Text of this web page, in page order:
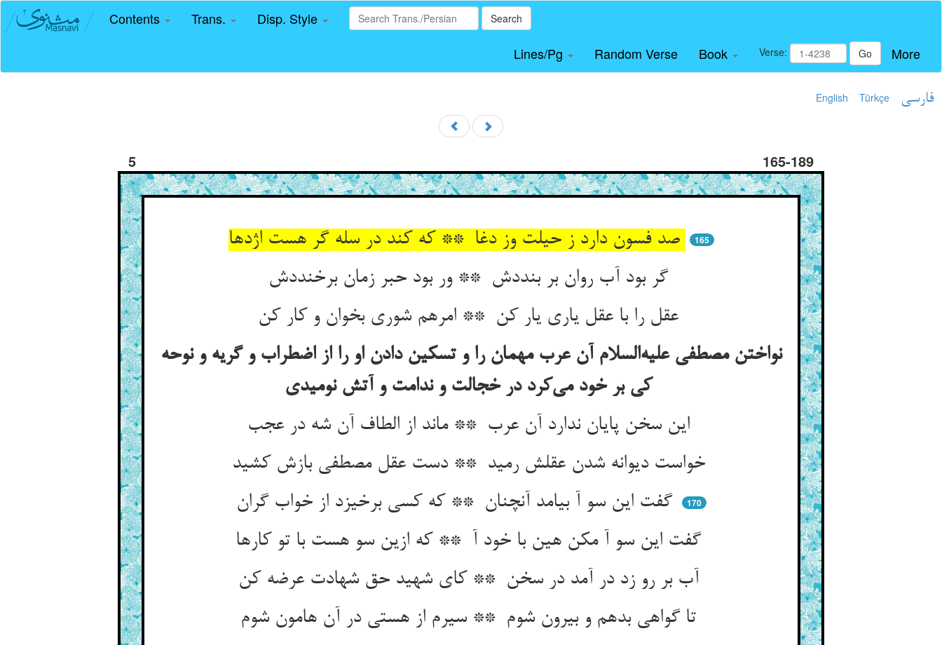
Contents Trans. Disp. Style Search
Lines/Pg Random Verse Book Verse: Go More
English Türkçe فارسی
5 165-189
صد فسون دارد ز حیلت وز دغا ** که کند در سله گر هست اژدها 165
گر بود آب روان بر بنددش ** ور بود حبر زمان برخنددش
نواختن مصطفی علیه‌السلام آن عرب مهمان را و تسکین دادن او را از اضطراب و گریه و نوحه
کی بر خود می‌کرد در خجالت و ندامت و آتش نومیدی
این سخن پایان ندارد آن عرب ** ماند از الطاف آن شه در عجب
خواست دیوانه شدن عقلش رمید ** دست عقل مصطفی بازش کشید
گفت این سو آ بیامد آنچنان ** که کسی برخیزد از خواب گران
170
گفت این سو آ مکن هین با خود آ ** که ازین سو هست با تو کارها